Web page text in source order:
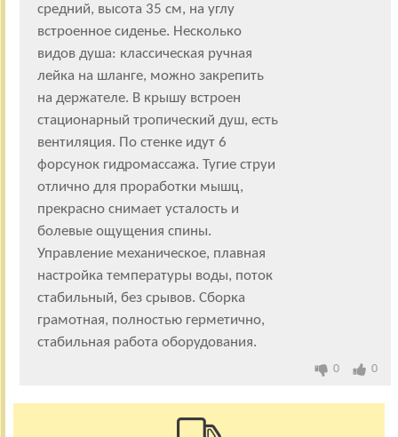
средний, высота 35 см, на углу
встроенное сиденье. Несколько
видов душа: классическая ручная
лейка на шланге, можно закрепить
на держателе. В крышу встроен
стационарный тропический душ, есть
вентиляция. По стенке идут 6
форсунок гидромассажа. Тугие струи
отлично для проработки мышц,
прекрасно снимает усталость и
болевые ощущения спины.
Управление механическое, плавная
настройка температуры воды, поток
стабильный, без срывов. Сборка
грамотная, полностью герметично,
стабильная работа оборудования.
0 0